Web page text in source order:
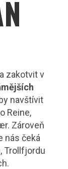
zakotvit v
navštívit
Reine,
Zároveň
nás čeká
Trollfjordu